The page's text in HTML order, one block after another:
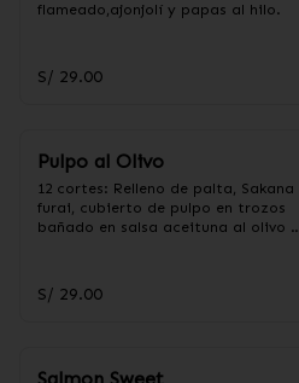
flameado,ajonjolí y papas al hilo.
S/ 29.00
Pulpo al Olivo
12 cortes: Relleno de palta, Sakana
furai, cubierto de pulpo en trozos
bañado en salsa aceituna al olivo y
S/ 29.00